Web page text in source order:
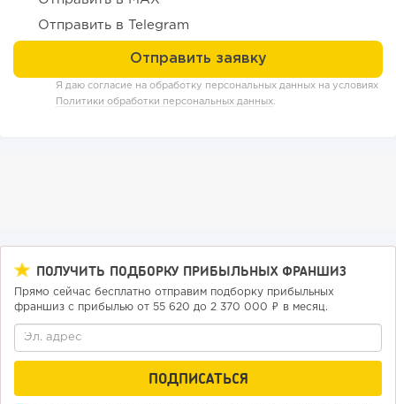
«Прибыль 20 млн в год, а я ездил на метро»: куда в
Конференции августа 2026: лучшие мероприятия месяца
Отправить в Telegram
Я даю согласие на обработку персональных данных на условиях
Политики обработки персональных данных
ПОЛУЧИТЬ ПОДБОРКУ ПРИБЫЛЬНЫХ ФРАНШИЗ
Прямо сейчас бесплатно отправим подборку прибыльных
франшиз с прибылью от 55 620 до 2 370 000 ₽ в месяц.